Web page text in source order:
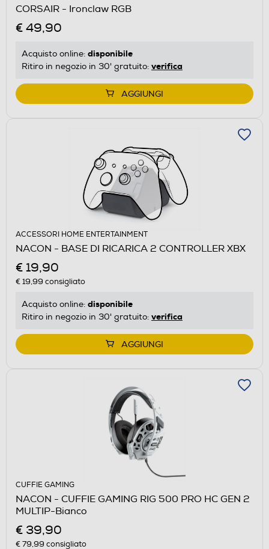
CORSAIR - Ironclaw RGB
€ 49,90
Acquisto online: disponibile
Ritiro in negozio in 30' gratuito: verifica
AGGIUNGI
ACCESSORI HOME ENTERTAINMENT
NACON - BASE DI RICARICA 2 CONTROLLER XBX
€ 19,90
€ 19,99 consigliato
Acquisto online: disponibile
Ritiro in negozio in 30' gratuito: verifica
AGGIUNGI
CUFFIE GAMING
NACON - CUFFIE GAMING RIG 500 PRO HC GEN 2
MULTIP-Bianco
€ 39,90
€ 79,99 consigliato